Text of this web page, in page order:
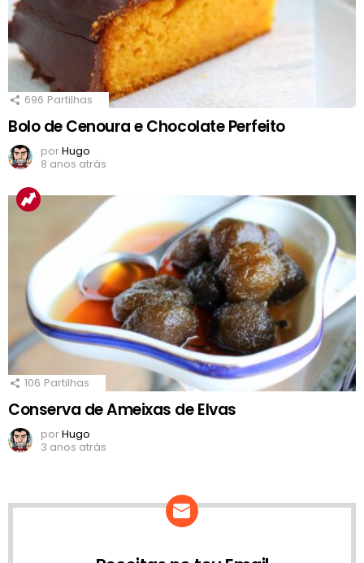
696 Partilhas
Bolo de Cenoura e Chocolate Perfeito
porHugo
8 anos atrás
106 Partilhas
Conserva de Ameixas de Elvas
porHugo
3 anos atrás